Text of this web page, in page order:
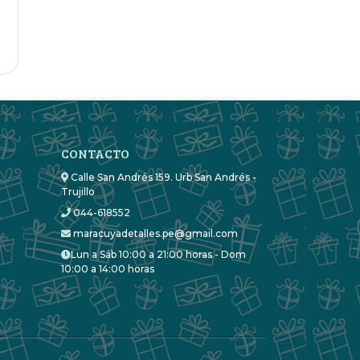
CONTACTO
Calle San Andrés 159. Urb San Andrés -
Trujillo
044-618552
maracuyadetalles.pe@gmail.com
Lun a Sáb 10:00 a 21:00 horas - Dom
10:00 a 14:00 horas